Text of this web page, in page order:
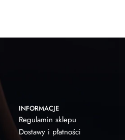
INFORMACJE
Regulamin sklepu
Dostawy i płatności